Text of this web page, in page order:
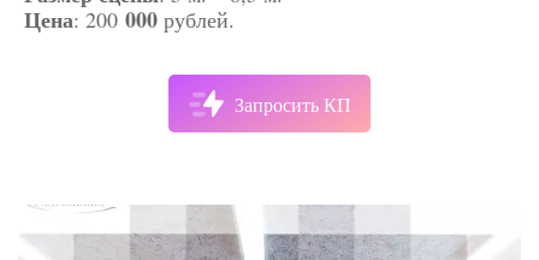
Цена: 200 000 рублей.
Запросить КП